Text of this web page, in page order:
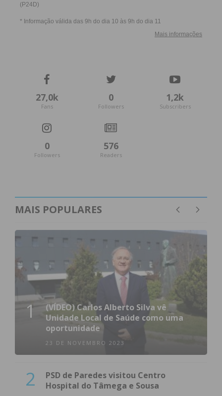
27,0k
Fans
0
Followers
1,2k
Subscribers
0
Followers
576
Readers
MAIS POPULARES
1
(VÍDEO) Carlos Alberto Silva vê
Unidade Local de Saúde como uma
oportunidade
23 DE NOVEMBRO 2023
2
PSD de Paredes visitou Centro
Hospital do Tâmega e Sousa